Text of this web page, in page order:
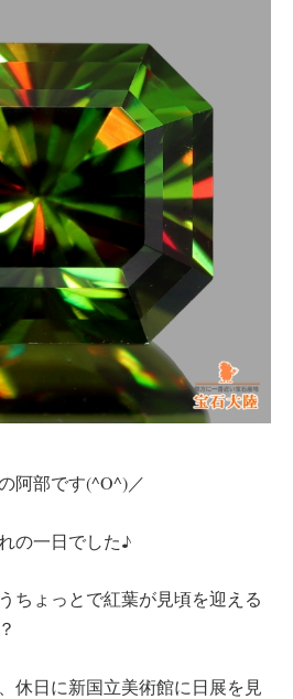
阿部です(^O^)／
の一日でした♪
ちょっとで紅葉が見頃を迎える
休日に新国立美術館に日展を見